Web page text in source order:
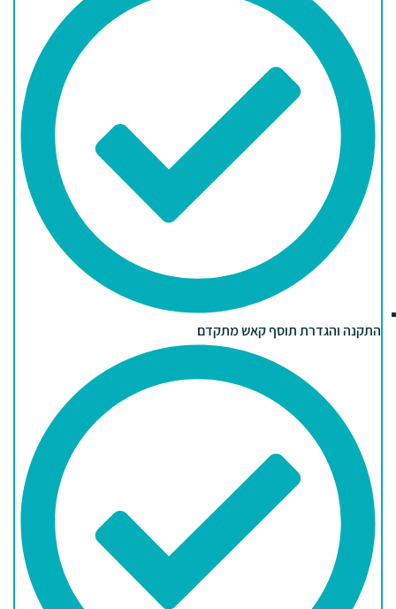
התקנה והגדרת תוסף קאש מתקדם